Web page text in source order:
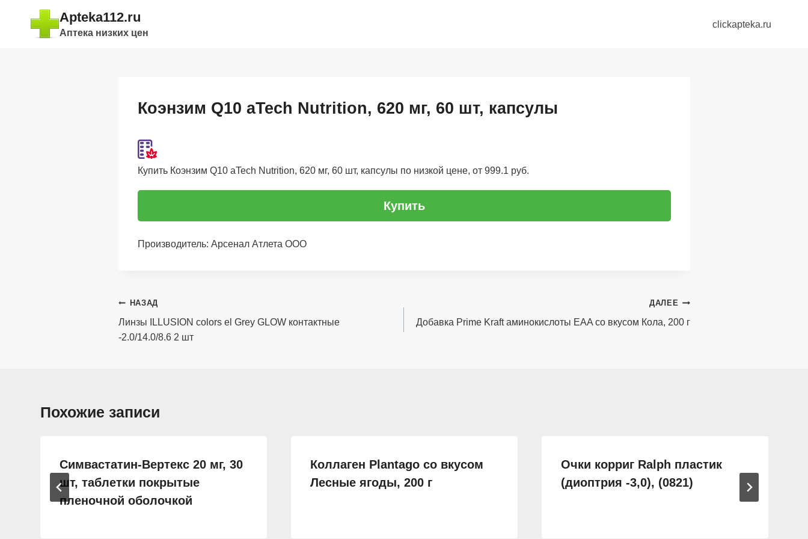
содержимому
Apteka112.ru
Аптека низких цен
clickapteka.ru
Коэнзим Q10 aTech Nutrition, 620 мг, 60 шт, капсулы
Купить Коэнзим Q10 aTech Nutrition, 620 мг, 60 шт, капсулы по низкой цене, от 999.1 руб.
Купить
Производитель: Арсенал Атлета ООО
Навигация
по
записям
НАЗАД
Линзы ILLUSION colors el Grey GLOW контактные
-2.0/14.0/8.6 2 шт
ДАЛЕЕ
Добавка Prime Kraft аминокислоты EAA со вкусом Кола, 200 г
Похожие записи
Симвастатин-Вертекс 20 мг, 30
шт, таблетки покрытые
пленочной оболочкой
Коллаген Plantago со вкусом
Лесные ягоды, 200 г
Очки корриг Ralph пластик
(диоптрия -3,0), (0821)